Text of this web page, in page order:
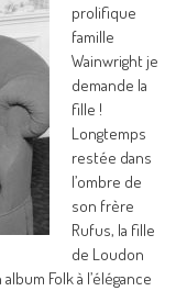
prolifique
famille
Wainwright je
demande la
fille !
Longtemps
restée dans
l’ombre de
son frère
Rufus, la fille
de Loudon
Folk à l’élégance